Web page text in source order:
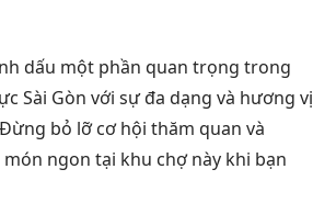
dấu một phần quan trọng trong
Sài Gòn với sự đa dạng và hương vị
bỏ lỡ cơ hội thăm quan và
ngon tại khu chợ này khi bạn